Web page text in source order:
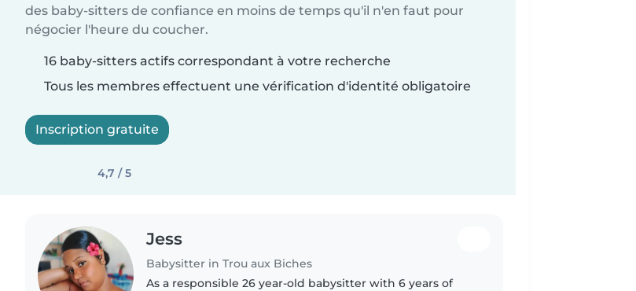
des baby-sitters de confiance en moins de temps qu'il n'en faut pour
négocier l'heure du coucher.
16 baby-sitters actifs correspondant à votre recherche
Tous les membres effectuent une vérification d'identité obligatoire
Inscription gratuite
4,7 / 5
Jess
Babysitter in Trou aux Biches
As a responsible 26 year-old babysitter with 6 years of